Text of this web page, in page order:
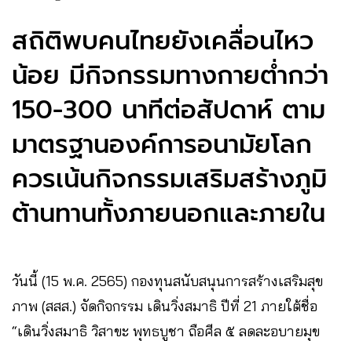
สถิติพบคนไทยยังเคลื่อนไหว
น้อย มีกิจกรรมทางกายต่ำกว่า
150-300 นาทีต่อสัปดาห์ ตาม
มาตรฐานองค์การอนามัยโลก
ควรเน้นกิจกรรมเสริมสร้างภูมิ
ต้านทานทั้งภายนอกและภายใน
วันนี้ (15 พ.ค. 2565) กองทุนสนับสนุนการสร้างเสริมสุข
ภาพ (สสส.) จัดกิจกรรม เดินวิ่งสมาธิ ปีที่ 21 ภายใต้ชื่อ
“เดินวิ่งสมาธิ วิสาขะ พุทธบูชา ถือศีล ๕ ลดละอบายมุข